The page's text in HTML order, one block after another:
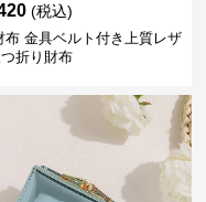
(税込)
布 金具ベルト付き上質レザ
折り財布